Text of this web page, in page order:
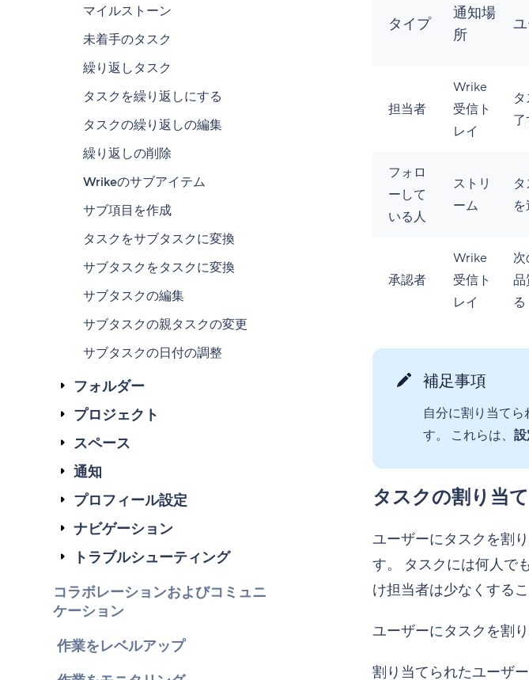
マイルストーン
未着手のタスク
繰り返しタスク
タスクを繰り返しにする
タスクの繰り返しの編集
繰り返しの削除
Wrikeのサブアイテム
サブ項目を作成
タスクをサブタスクに変換
サブタスクをタスクに変換
サブタスクの編集
サブタスクの親タスクの変更
サブタスクの日付の調整
フォルダー
プロジェクト
スペース
通知
プロフィール設定
ナビゲーション
トラブルシューティング
コラボレーションおよびコミュニ
ケーション
作業をレベルアップ
タイプ
通知場
所
担当者
Wrike
受信ト
レイ
フォロ
ーして
いる人
ストリ
ーム
承認者
Wrike
受信ト
レイ
次
品
る
補足事項
自分に割り当て
す。 これらは、
タスクの割り当て
ユーザーにタスクを割
す。 タスクには何人で
け担当者は少なくする
ユーザーにタスクを割
割り当てられたユーザ